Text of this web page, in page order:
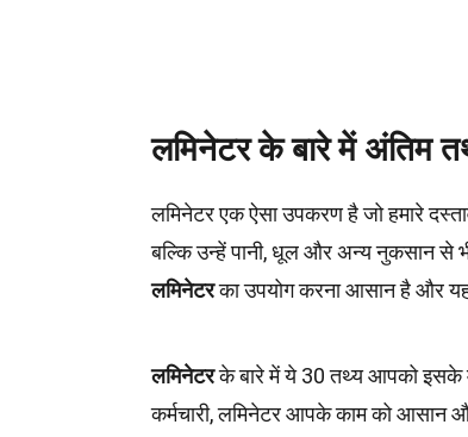
लमिनेटर के बारे में अंतिम
लमिनेटर एक ऐसा उपकरण है जो हमारे
बल्कि उन्हें पानी, धूल और अन्य नुकसान से
लमिनेटरका उपयोग करना आसान है और यह
लमिनेटरके बारे में ये 30 तथ्य आपको इसके
कर्मचारी, लमिनेटर आपके काम को आसान